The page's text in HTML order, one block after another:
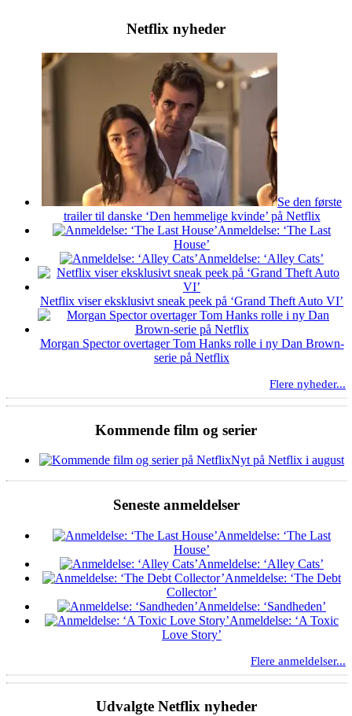
Netflix nyheder
Se den første
trailer til danske ‘Den hemmelige kvinde’ på Netflix
Anmeldelse: ‘The Last
House’
Anmeldelse: ‘Alley Cats’
Netflix viser eksklusivt sneak peek på ‘Grand Theft Auto VI’
Morgan Spector overtager Tom Hanks rolle i ny Dan Brown-
serie på Netflix
Flere nyheder...
Kommende film og serier
Nyt på Netflix i august
Seneste anmeldelser
Anmeldelse: ‘The Last
House’
Anmeldelse: ‘Alley Cats’
Anmeldelse: ‘The Debt
Collector’
Anmeldelse: ‘Sandheden’
Anmeldelse: ‘A Toxic
Love Story’
Flere anmeldelser...
Udvalgte Netflix nyheder